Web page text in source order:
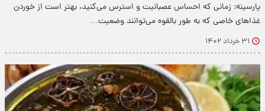
پارسینه: زمانی که احساس عصبانیت و استرس ‌می‌کنید، بهتر است از خوردن
غذاهای خاصی که به طور بالقوه می‌توانند وضعیت…
۳۱ خرداد ۱۴۰۲